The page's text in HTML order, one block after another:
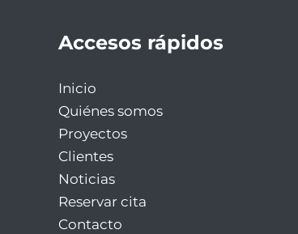
Accesos rápidos
Inicio
Quiénes somos
Proyectos
Clientes
Noticias
Reservar cita
Contacto